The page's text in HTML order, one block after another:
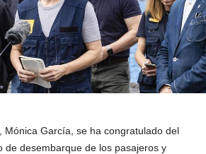
Mónica García, se ha congratulado del
de desembarque de los pasajeros y